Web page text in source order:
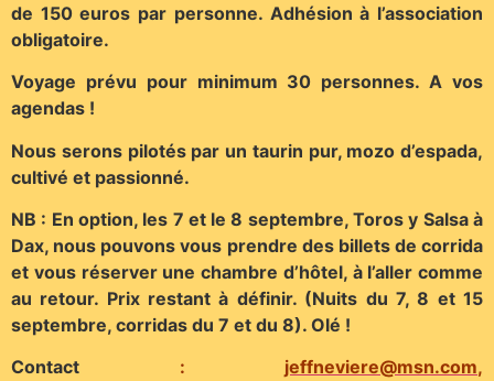
de 150 euros par personne. Adhésion à l’association
obligatoire.
Voyage prévu pour minimum 30 personnes.A vos
agendas !
Nous serons pilotés par un taurin pur, mozo d’espada,
cultivé et passionné.
NB : En option, les 7 et le 8 septembre, Toros y Salsa à
Dax, nous pouvons vous prendre des billets de corrida
et vous réserver une chambre d’hôtel, à l’aller comme
au retour. Prix restant à définir. (Nuits du 7, 8 et 15
septembre, corridas du 7 et du 8). Olé !
Contact : jeffneviere@msn.com,